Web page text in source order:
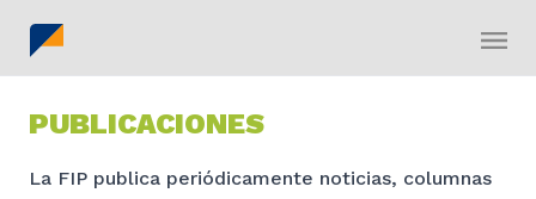
PUBLICACIONES
La FIP publica periódicamente noticias, columnas